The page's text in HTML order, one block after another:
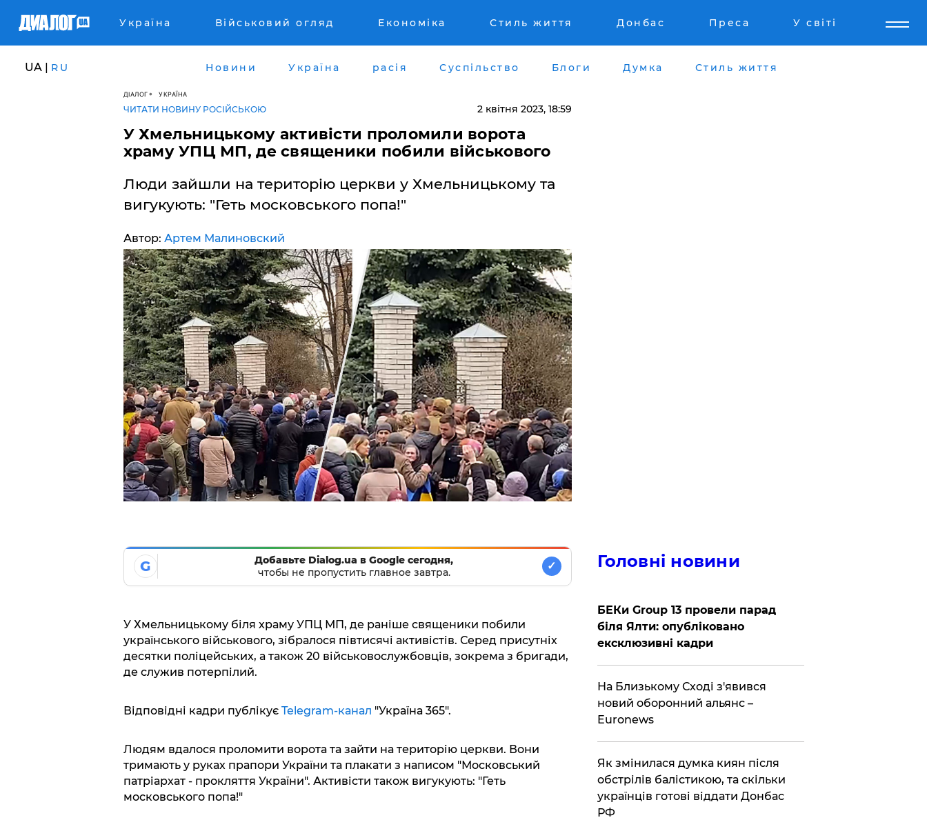
Україна Військовий огляд Економіка Стиль життя Донбас Преса У світі
UA | RU Новини Україна расія Суспільство Блоги Думка Стиль життя
ДІАЛОГ УКРАЇНА
ЧИТАТИ НОВИНУ РОСІЙСЬКОЮ 2 квітня 2023, 18:59
У Хмельницькому активісти проломили ворота
храму УПЦ МП, де священики побили військового
Люди зайшли на територію церкви у Хмельницькому та
вигукують: "Геть московського попа!"
Автор: Артем Малиновский
G
Добавьте Dialog.ua в Google сегодня,
чтобы не пропустить главное завтра.
✓
У Хмельницькому біля храму УПЦ МП, де раніше священики побили
українського військового, зібралося півтисячі активістів. Серед присутніх
десятки поліцейських, а також 20 військовослужбовців, зокрема з бригади,
де служив потерпілий.
Відповідні кадри публікує Telegram-канал "Україна 365".
Людям вдалося проломити ворота та зайти на територію церкви. Вони
тримають у руках прапори України та плакати з написом "Московський
патріархат - прокляття України". Активісти також вигукують: "Геть
московського попа!"
Головні новини
БЕКи Group 13 провели парад
біля Ялти: опубліковано
ексклюзивні кадри
На Близькому Сході з'явився
новий оборонний альянс –
Euronews
Як змінилася думка киян після
обстрілів балістикою, та скільки
українців готові віддати Донбас
РФ